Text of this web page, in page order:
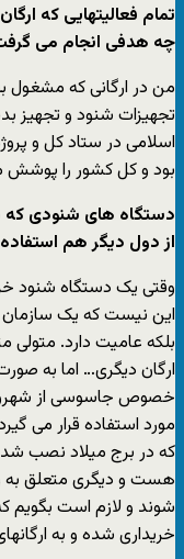
تمام فعالیتهایی که
چه هدفی انجام می
من در ارگانی که مشغول
تجهیزات شنود و تجهیز
اسلامی در ستاد کل و
بود و کل کشور را پوشش
دستگاه های شنودی
از دول دیگر هم
وقتی یک دستگاه شنود
این نیست که یک سازمان
بلکه عامیت دارد. متولی
ارگان دیگری… اما به
خصوص جاسوسی از
مورد استفاده قرار می
که در برج میلاد نصب شده
هست و دیگری متعلق به
شوند و لازم است بگویم
خریداری شده و به